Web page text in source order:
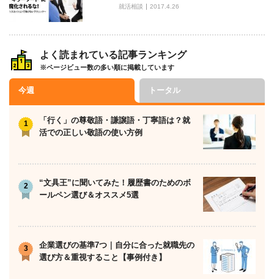
就活相談 2017.4.26
よく読まれている記事ランキング
※ページビュー数の多い順に掲載しています
今週 トータル
「行く」の尊敬語・謙譲語・丁寧語は？就
活での正しい敬語の使い方例
“文具王”に聞いてみた！履歴書のためのボ
ールペン選び＆オススメ5選
企業選びの基準7つ｜自分に合った就職先の
選び方＆重視すること【事例付き】